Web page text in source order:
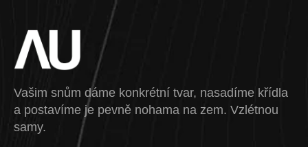
Vašim snům dáme konkrétní tvar, nasadíme křídla
a postavíme je pevně nohama na zem. Vzlétnou
samy.